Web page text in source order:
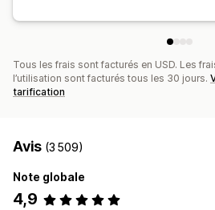
Tous les frais sont facturés en USD. Les
l’utilisation sont facturés tous les 30 jours.
tarification
Avis (3 509)
Note globale
4,9